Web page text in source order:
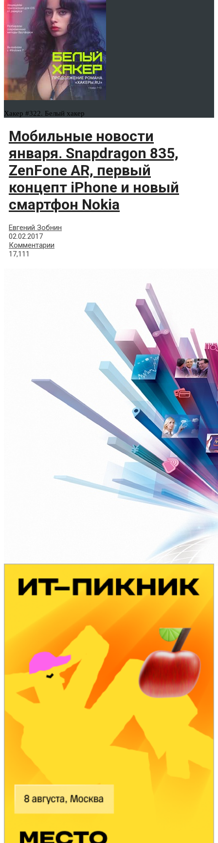
Хакер #322. Белый хакер
Мобильные новости
января. Snapdragon 835,
ZenFone AR, первый
концепт iPhone и новый
смартфон Nokia
Евгений Зобнин
02.02.2017
Комментарии
17,111